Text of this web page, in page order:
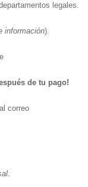
legales.
información).
de tu pago!
correo